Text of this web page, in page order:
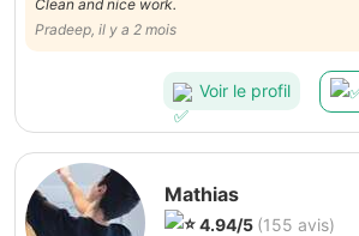
Clean and nice work.
Pradeep, il y a 2 mois
Voir le profil
Mathias
4.94/5 (155 avis)